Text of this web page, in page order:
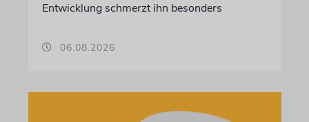
Entwicklung schmerzt ihn besonders
06.08.2026